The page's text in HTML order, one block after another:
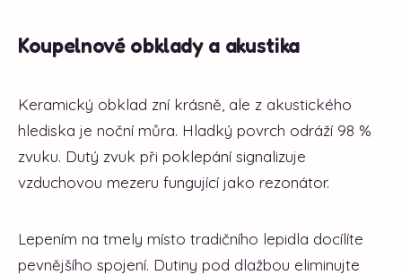
Koupelnové obklady a akustika
Keramický obklad zní krásně, ale z akustického
hlediska je noční můra. Hladký povrch odráží 98 %
zvuku. Dutý zvuk při poklepání signalizuje
vzduchovou mezeru fungující jako rezonátor.
Lepením na tmely místo tradičního lepidla docílíte
pevnějšího spojení. Dutiny pod dlažbou eliminujte